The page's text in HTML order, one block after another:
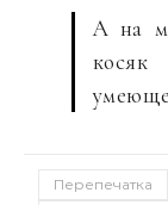
А на
косяк
Перепечатка